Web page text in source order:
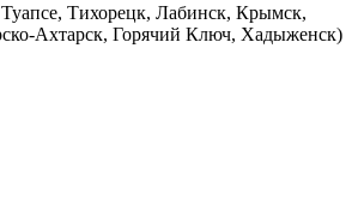
Тихорецк, Лабинск, Крымск,
Ахтарск, Горячий Ключ, Хадыженск)